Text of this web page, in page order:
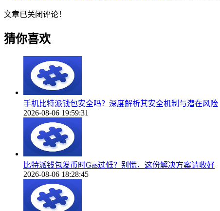
文章已关闭评论！
猜你喜欢
手机比特派钱包安全吗？深度解析其安全机制与潜在风险
2026-08-06 19:59:31
比特派钱包发币时Gas过低？别慌，这份解决方案请收好
2026-08-06 18:28:45